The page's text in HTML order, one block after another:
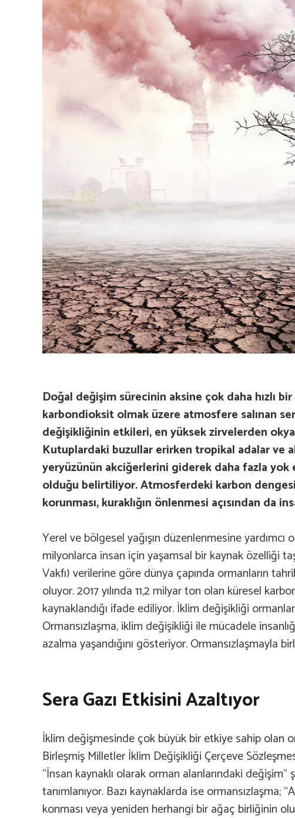
Doğal değişim sürecinin aksine çok daha hızlı
karbondioksit olmak üzere atmosfere salınan
değişikliğinin etkileri, en yüksek zirvelerden
Kutuplardaki buzullar erirken tropikal adalar ve
yeryüzünün akciğerlerini giderek daha fazla yok
olduğu belirtiliyor. Atmosferdeki karbon
korunması, kuraklığın önlenmesi açısından da
Yerel ve bölgesel yağışın düzenlenmesine
milyonlarca insan için yaşamsal bir kaynak özelliği
Vakfı) verilerine göre dünya çapında ormanların
oluyor. 2017 yılında 11,2 milyar ton olan küresel
kaynaklandığı ifade ediliyor. İklim değişikliği
Ormansızlaşma, iklim değişikliği ile mücadele
azalma yaşandığını gösteriyor. Ormansızlaşmayla
Sera Gazı Etkisini Azaltıyor
İklim değişmesinde çok büyük bir etkiye sahip olan
Birleşmiş Milletler İklim Değişikliği Çerçeve
“İnsan kaynaklı olarak orman alanlarındaki değişim”
tanımlanıyor. Bazı kaynaklarda ise ormansızlaşma;
konması veya yeniden herhangi bir ağaç birliğinin